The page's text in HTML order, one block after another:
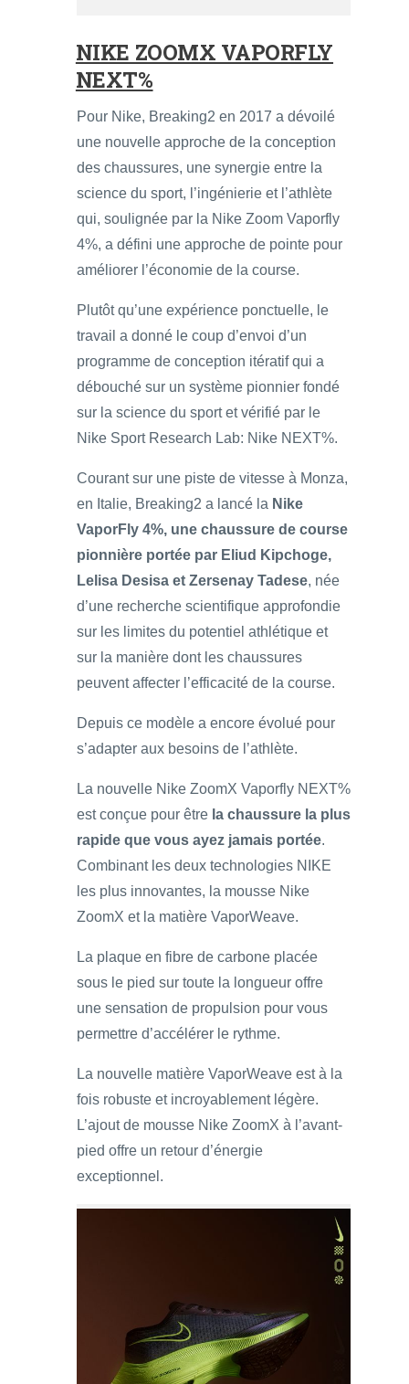
NIKE ZOOMX VAPORFLY
NEXT%
Pour Nike, Breaking2 en 2017 a dévoilé
une nouvelle approche de la conception
des chaussures, une synergie entre la
science du sport, l’ingénierie et l’athlète
qui, soulignée par la Nike Zoom Vaporfly
4%, a défini une approche de pointe pour
améliorer l’économie de la course.
Plutôt qu’une expérience ponctuelle, le
travail a donné le coup d’envoi d’un
programme de conception itératif qui a
débouché sur un système pionnier fondé
sur la science du sport et vérifié par le
Nike Sport Research Lab: Nike NEXT%.
Courant sur une piste de vitesse à Monza,
en Italie, Breaking2 a lancé la Nike
VaporFly 4%, une chaussure de course
pionnière portée par Eliud Kipchoge,
Lelisa Desisa et Zersenay Tadese, née
d’une recherche scientifique approfondie
sur les limites du potentiel athlétique et
sur la manière dont les chaussures
peuvent affecter l’efficacité de la course.
Depuis ce modèle a encore évolué pour
s’adapter aux besoins de l’athlète.
La nouvelle Nike ZoomX Vaporfly NEXT%
est conçue pour être la chaussure la plus
rapide que vous ayez jamais portée.
Combinant les deux technologies NIKE
les plus innovantes, la mousse Nike
ZoomX et la matière VaporWeave.
La plaque en fibre de carbone placée
sous le pied sur toute la longueur offre
une sensation de propulsion pour vous
permettre d’accélérer le rythme.
La nouvelle matière VaporWeave est à la
fois robuste et incroyablement légère.
L’ajout de mousse Nike ZoomX à l’avant-
pied offre un retour d’énergie
exceptionnel.